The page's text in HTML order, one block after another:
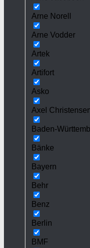
Arne Norell
Arne Vodder
Artek
Artifort
Asko
Axel
Baden-
Bänke
Bayern
Behr
Benz
Berlin
BMF